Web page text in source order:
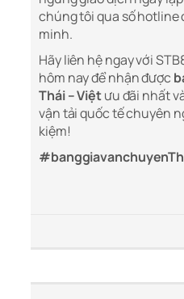
chúng tôi qua số hotline
minh.
Hãy liên hệ ngay với
hôm nay để nhận được
Thái – Việtưu đãi nhất
vận tải quốc tế chuyên
kiệm!